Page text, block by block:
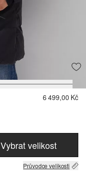
6 499,00 Kč
Vybrat velikost
Průvodce velikosti